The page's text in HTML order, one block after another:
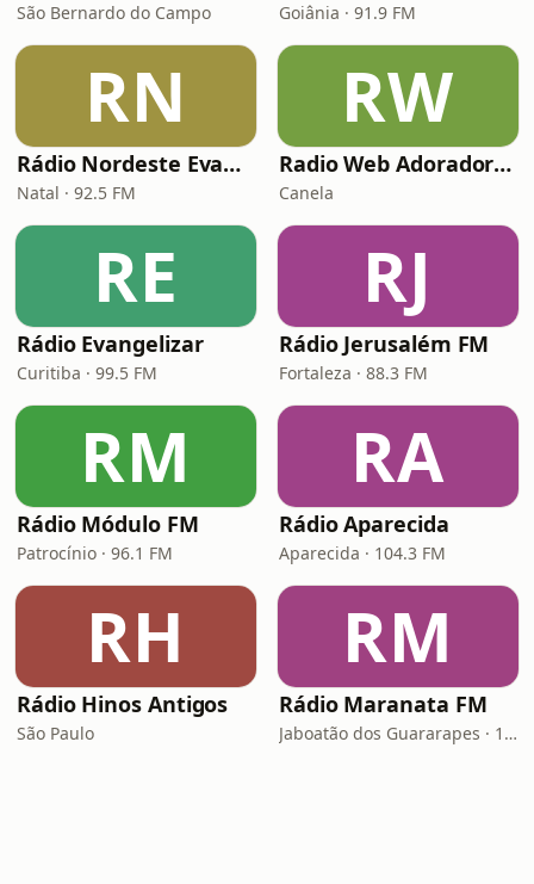
São Bernardo do Campo Goiânia · 91.9 FM
RN
Rádio Nordeste Evangélica
Natal · 92.5 FM
RW
Radio Web Adorador Gospel
Canela
RE
Rádio Evangelizar
Curitiba · 99.5 FM
RJ
Rádio Jerusalém FM
Fortaleza · 88.3 FM
RM
Rádio Módulo FM
Patrocínio · 96.1 FM
RA
Rádio Aparecida
Aparecida · 104.3 FM
RH
Rádio Hinos Antigos
São Paulo
RM
Rádio Maranata FM
Jaboatão dos Guararapes · 103.9 FM